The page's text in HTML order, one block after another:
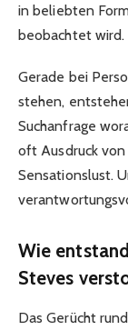
in beliebten
beobachtet wird.
Gerade bei
stehen,
Suchanfrage
oft Ausdruck
Sensationslust.
Wie
Steves
Das Gerücht